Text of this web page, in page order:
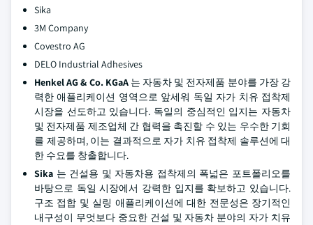
Sika
3M Company
Covestro AG
DELO Industrial Adhesives
Henkel AG & Co. KGaA는 자동차 및 전자제품 분야를 가장 강
력한 애플리케이션 영역으로 앞세워 독일 자가 치유 접착제
시장을 선도하고 있습니다. 독일의 중심적인 입지는 자동차
및 전자제품 제조업체 간 협력을 촉진할 수 있는 우수한 기회
를 제공하며, 이는 결과적으로 자가 치유 접착제 솔루션에 대
한 수요를 창출합니다.
Sika 는 건설용 및 자동차용 접착제의 폭넓은 포트폴리오를
바탕으로 독일 시장에서 강력한 입지를 확보하고 있습니다.
구조 접합 및 실링 애플리케이션에 대한 전문성은 장기적인
내구성이 무엇보다 중요한 건설 및 자동차 분야의 자가 치유